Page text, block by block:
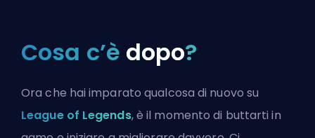
Cosa c’è dopo?
Ora che hai imparato qualcosa di nuovo su
League of Legends, è il momento di buttarti in